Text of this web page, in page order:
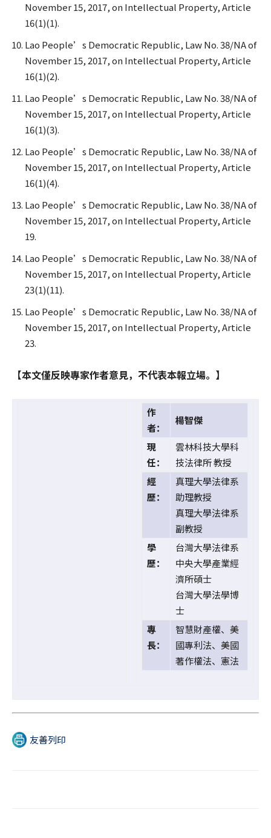
November 15, 2017, on Intellectual Property, Article
16(1)(1).
Lao People’s Democratic Republic, Law No. 38/NA of
November 15, 2017, on Intellectual Property, Article
16(1)(2).
Lao People’s Democratic Republic, Law No. 38/NA of
November 15, 2017, on Intellectual Property, Article
16(1)(3).
Lao People’s Democratic Republic, Law No. 38/NA of
November 15, 2017, on Intellectual Property, Article
16(1)(4).
Lao People’s Democratic Republic, Law No. 38/NA of
November 15, 2017, on Intellectual Property, Article
19.
Lao People’s Democratic Republic, Law No. 38/NA of
November 15, 2017, on Intellectual Property, Article
23(1)(11).
Lao People’s Democratic Republic, Law No. 38/NA of
November 15, 2017, on Intellectual Property, Article
23.
【本文僅反映專家作者意見，不代表本報立場。】
作
者：
楊智傑
現
任：
雲林科技大學科
技法律所 教授
經
歷：
真理大學法律系
助理教授
真理大學法律系
副教授
學
歷：
台灣大學法律系
中央大學產業經
濟所碩士
台灣大學法學博
士
專
長：
智慧財產權、美
國專利法、美國
著作權法、憲法
友善列印